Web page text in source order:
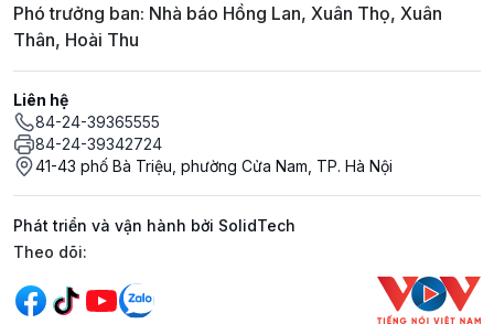
Phó trưởng ban: Nhà báo Hồng Lan, Xuân Thọ, Xuân
Thân, Hoài Thu
Liên hệ
84-24-39365555
84-24-39342724
41-43 phố Bà Triệu, phường Cửa Nam, TP. Hà Nội
Phát triển và vận hành bởi SolidTech
Mạng xã hội
Theo dõi: